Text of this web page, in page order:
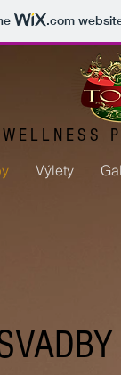
.com
WELLNESS
Výlety